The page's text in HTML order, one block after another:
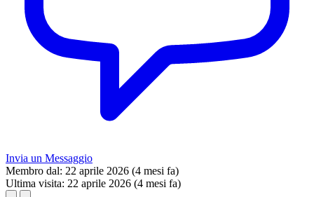
Invia un Messaggio
Membro dal: 22 aprile 2026 (4 mesi fa)
Ultima visita: 22 aprile 2026 (4 mesi fa)